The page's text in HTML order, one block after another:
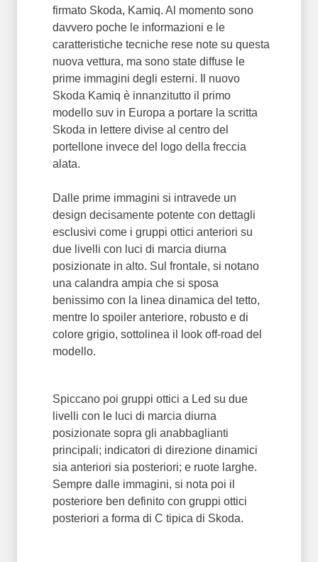
firmato Skoda, Kamiq. Al momento sono
davvero poche le informazioni e le
caratteristiche tecniche rese note su questa
nuova vettura, ma sono state diffuse le
prime immagini degli esterni. Il nuovo
Skoda Kamiq è innanzitutto il primo
modello suv in Europa a portare la scritta
Skoda in lettere divise al centro del
portellone invece del logo della freccia
alata.
Dalle prime immagini si intravede un
design decisamente potente con dettagli
esclusivi come i gruppi ottici anteriori su
due livelli con luci di marcia diurna
posizionate in alto. Sul frontale, si notano
una calandra ampia che si sposa
benissimo con la linea dinamica del tetto,
mentre lo spoiler anteriore, robusto e di
colore grigio, sottolinea il look off-road del
modello.
Spiccano poi gruppi ottici a Led su due
livelli con le luci di marcia diurna
posizionate sopra gli anabbaglianti
principali; indicatori di direzione dinamici
sia anteriori sia posteriori; e ruote larghe.
Sempre dalle immagini, si nota poi il
posteriore ben definito con gruppi ottici
posteriori a forma di C tipica di Skoda.